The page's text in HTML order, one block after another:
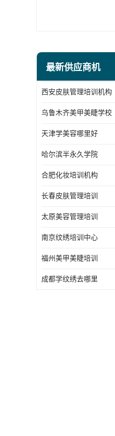
最新供应商机
西安皮肤管理培训机构
乌鲁木齐美甲美睫学校
天津学美容哪里好
哈尔滨半永久学院
合肥化妆培训机构
长春皮肤管理培训
太原美容管理培训
南京纹绣培训中心
福州美甲美睫培训
成都学纹绣去哪里